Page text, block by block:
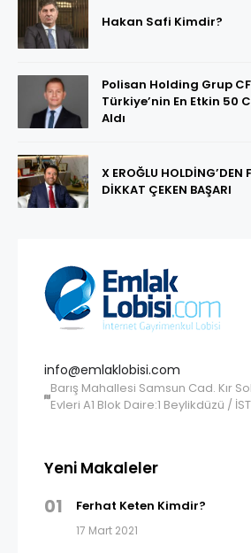
Hakan Safi Kimdir?
Polisan Holding Grup
Türkiye’nin En Etkin 50
Aldı
X EROĞLU HOLDİNG’DEN
DİKKAT ÇEKEN BAŞARI
info@emlaklobisi.com
Barış Mahallesi Samsun Cad. Kır
Evleri A1 Blok Daire:1 Beylikdüzü /
Yeni Makaleler
01 Ferhat Keten Kimdir?
17 Mart 2021